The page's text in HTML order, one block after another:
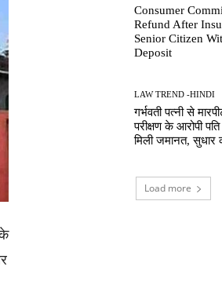
Consumer
Refund After
Senior Citizen
Deposit
LAW TREND -HINDI
गर्भवती पत्नी से
परीक्षण के आरोपी
मिली जमानत, सुधार
Load more